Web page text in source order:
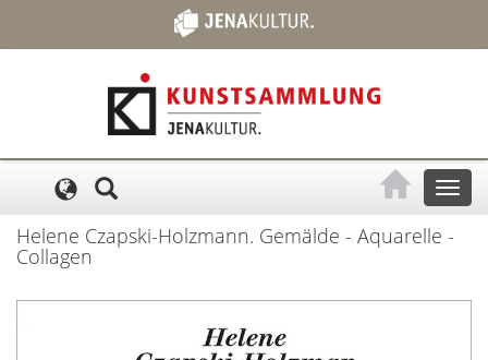
Toggle
Helene Czapski-Holzmann. Gemälde - Aquarelle -
Collagen